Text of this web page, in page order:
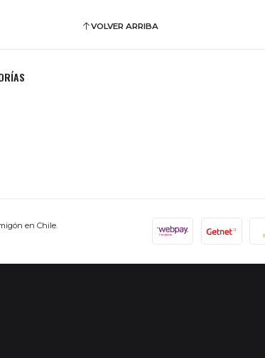
VOLVER ARRIBA
en Chile.